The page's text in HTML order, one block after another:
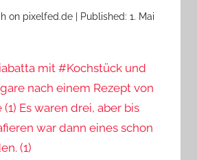
on pixelfed.de | Published:1. Mai
mit #Kochstück und
nach einem Rezept von
Es waren drei, aber bis
war dann eines schon
(1)